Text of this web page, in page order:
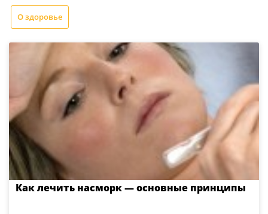
О здоровье
Как лечить насморк — основные принципы